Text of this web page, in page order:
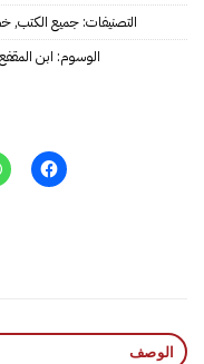
التصنيفات: جميع الكتب,
الوسوم: ابن المقفع
الوصف